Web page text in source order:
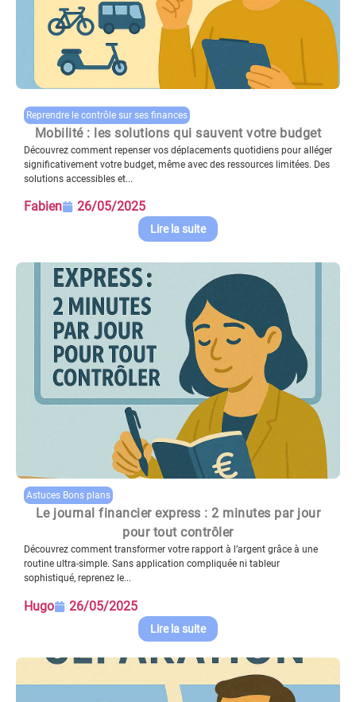
Reprendre le contrôle sur ses finances
Mobilité : les solutions qui sauvent votre budget
Découvrez comment repenser vos déplacements quotidiens pour alléger
significativement votre budget, même avec des ressources limitées. Des
solutions accessibles et...
Fabien 26/05/2025
Lire la suite
Astuces Bons plans
Le journal financier express : 2 minutes par jour
pour tout contrôler
Découvrez comment transformer votre rapport à l’argent grâce à une
routine ultra-simple. Sans application compliquée ni tableur
sophistiqué, reprenez le...
Hugo 26/05/2025
Lire la suite